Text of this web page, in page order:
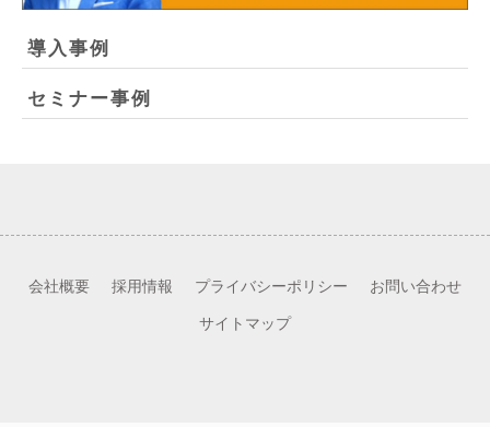
導入事例
セミナー事例
会社概要 採用情報 プライバシーポリシー お問い合わせ
サイトマップ